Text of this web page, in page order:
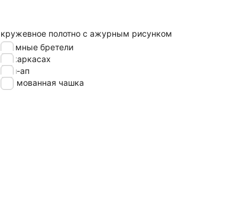
кружевное полотно с ажурным рисунком
cъемные бретели
на каркасах
пуш-ап
формованная чашка